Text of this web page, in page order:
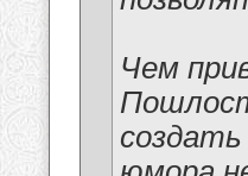
Чем